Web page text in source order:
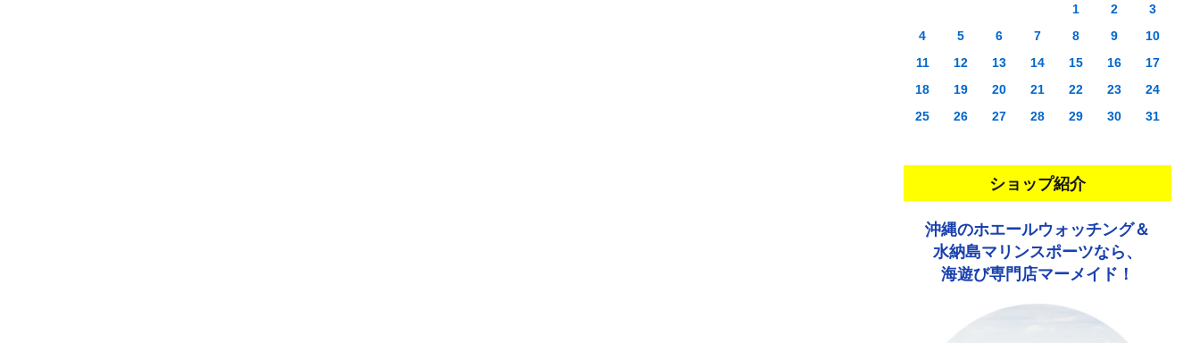
1
2
3
4
5 6 7 8 9
10
11
12 13 14 15 16
17
18
19 20 21 22 23
24
25
26 27 28 29 30 31
ショップ紹介
沖縄のホエールウォッチング＆
水納島マリンスポーツなら、
海遊び専門店マーメイド！